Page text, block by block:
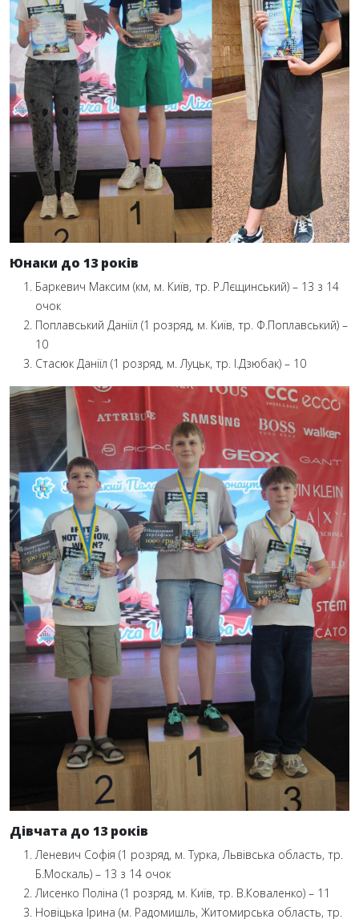
Юнаки до 13 років
Баркевич Максим (км, м. Київ, тр. Р.Лєщинський) – 13 з 14
очок
Поплавський Даніїл (1 розряд, м. Київ, тр. Ф.Поплавський) –
10
Стасюк Даніїл (1 розряд, м. Луцьк, тр. І.Дзюбак) – 10
Дівчата до 13 років
Леневич Софія (1 розряд, м. Турка, Львівська область, тр.
Б.Москаль) – 13 з 14 очок
Лисенко Поліна (1 розряд, м. Київ, тр. В.Коваленко) – 11
Новіцька Ірина (м. Радомишль, Житомирська область, тр.